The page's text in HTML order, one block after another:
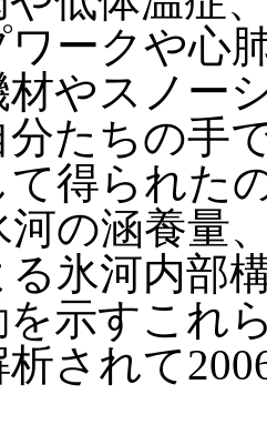
ークや心
材やスノー
分たちの手
得られた
の涵養量
る氷河内部
示すこれ
されて